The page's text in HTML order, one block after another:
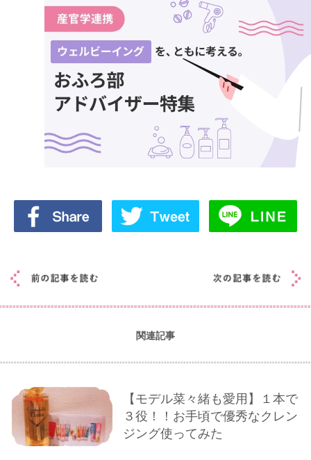
関連記事
【モデル菜々緒も愛用】１本で
３役！！お手頃で優秀なクレン
ジング使ってみた